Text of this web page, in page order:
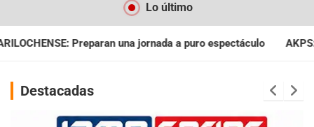
Lo último
a puro espectáculo AKPS: Intervino la IGJ y oficializó el
Destacadas